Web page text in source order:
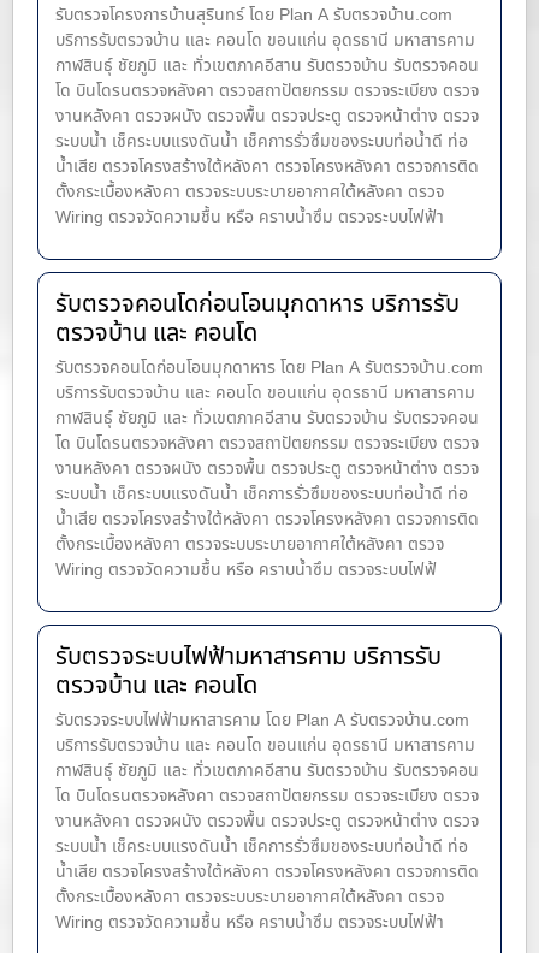
รับตรวจโครงการบ้านสุรินทร์ โดย Plan A รับตรวจบ้าน.com
บริการรับตรวจบ้าน และ คอนโด ขอนแก่น อุดรธานี มหาสารคาม
กาฬสินธุ์ ชัยภูมิ และ ทั่วเขตภาคอีสาน รับตรวจบ้าน รับตรวจคอน
โด บินโดรนตรวจหลังคา ตรวจสถาปัตยกรรม ตรวจระเบียง ตรวจ
งานหลังคา ตรวจผนัง ตรวจพื้น ตรวจประตู ตรวจหน้าต่าง​ ตรวจ
ระบบน้ำ เช็คระบบแรงดันน้ำ เช็คการรั่วซึมของระบบท่อน้ำ​ดี ท่อ
น้ำ​เสีย ตรวจโครงสร้างใต้หลังคา ตรวจโครงหลังคา ตรวจการติด
ตั้งกระเบื้องหลังคา ตรวจระบบระบายอากาศใต้หลังคา ตรวจ
Wiring ตรวจวัดความชื้น หรือ คราบน้ำซึม ตรวจระบบไฟฟ้า
รับตรวจคอนโดก่อนโอนมุกดาหาร บริการรับ
ตรวจบ้าน และ คอนโด
รับตรวจคอนโดก่อนโอนมุกดาหาร โดย Plan A รับตรวจบ้าน.com
บริการรับตรวจบ้าน และ คอนโด ขอนแก่น อุดรธานี มหาสารคาม
กาฬสินธุ์ ชัยภูมิ และ ทั่วเขตภาคอีสาน รับตรวจบ้าน รับตรวจคอน
โด บินโดรนตรวจหลังคา ตรวจสถาปัตยกรรม ตรวจระเบียง ตรวจ
งานหลังคา ตรวจผนัง ตรวจพื้น ตรวจประตู ตรวจหน้าต่าง​ ตรวจ
ระบบน้ำ เช็คระบบแรงดันน้ำ เช็คการรั่วซึมของระบบท่อน้ำ​ดี ท่อ
น้ำ​เสีย ตรวจโครงสร้างใต้หลังคา ตรวจโครงหลังคา ตรวจการติด
ตั้งกระเบื้องหลังคา ตรวจระบบระบายอากาศใต้หลังคา ตรวจ
Wiring ตรวจวัดความชื้น หรือ คราบน้ำซึม ตรวจระบบไฟฟ้
รับตรวจระบบไฟฟ้ามหาสารคาม บริการรับ
ตรวจบ้าน และ คอนโด
รับตรวจระบบไฟฟ้ามหาสารคาม โดย Plan A รับตรวจบ้าน.com
บริการรับตรวจบ้าน และ คอนโด ขอนแก่น อุดรธานี มหาสารคาม
กาฬสินธุ์ ชัยภูมิ และ ทั่วเขตภาคอีสาน รับตรวจบ้าน รับตรวจคอน
โด บินโดรนตรวจหลังคา ตรวจสถาปัตยกรรม ตรวจระเบียง ตรวจ
งานหลังคา ตรวจผนัง ตรวจพื้น ตรวจประตู ตรวจหน้าต่าง​ ตรวจ
ระบบน้ำ เช็คระบบแรงดันน้ำ เช็คการรั่วซึมของระบบท่อน้ำ​ดี ท่อ
น้ำ​เสีย ตรวจโครงสร้างใต้หลังคา ตรวจโครงหลังคา ตรวจการติด
ตั้งกระเบื้องหลังคา ตรวจระบบระบายอากาศใต้หลังคา ตรวจ
Wiring ตรวจวัดความชื้น หรือ คราบน้ำซึม ตรวจระบบไฟฟ้า